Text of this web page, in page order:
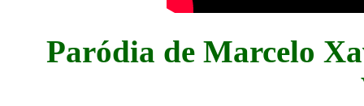
Paródia de Marcelo